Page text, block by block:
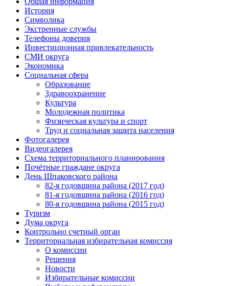
История
Символика
Экстренные службы
Телефоны доверия
Инвестиционная привлекательность
СМИ округа
Экономика
Социальная сфера
Образование
Здравоохранение
Культура
Молодежная политика
Физическая культура и спорт
Труд и социальная защита населения
Фотогалерея
Видеогалерея
Схема территориального планирования
Почётные граждане округа
День Шпаковского района
82-я годовщина района (2017 год)
81-я годовщина района (2016 год)
80-я годовщина района (2015 год)
Туризм
Дума округа
Контрольно счетный орган
Территориальная избирательная комиссия
О комиссии
Решения
Новости
Избирательные комиссии